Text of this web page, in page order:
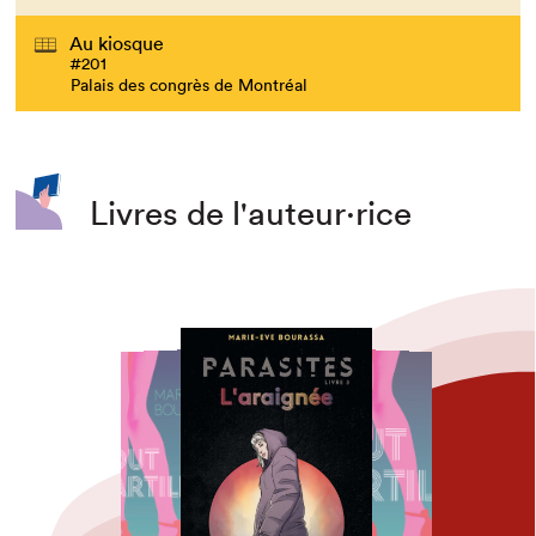
Que cherchez-vous?
Au kiosque
#201
Palais des congrès de Montréal
Livres de l'auteur·rice